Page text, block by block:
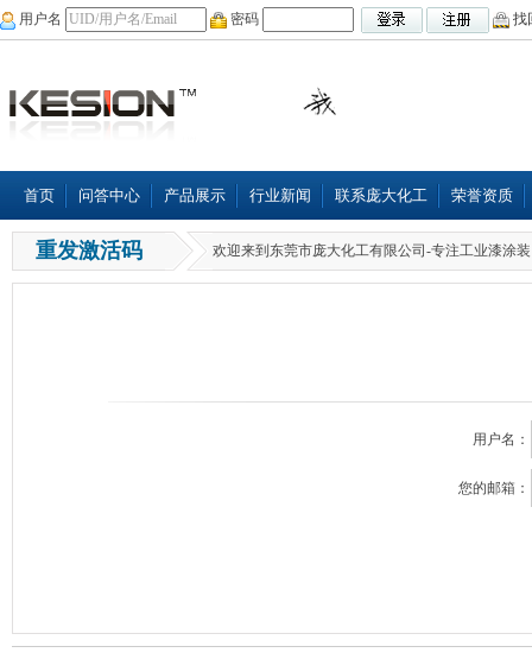
用户名 密码 找
首页 问答中心 产品展示 行业新闻 联系庞大化工 荣誉资质
重发激活码 欢迎来到东莞市庞大化工有限公司-专注工业漆涂
用户名：
您的邮箱：